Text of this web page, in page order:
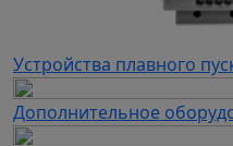
Устройства плавного
Дополнительное